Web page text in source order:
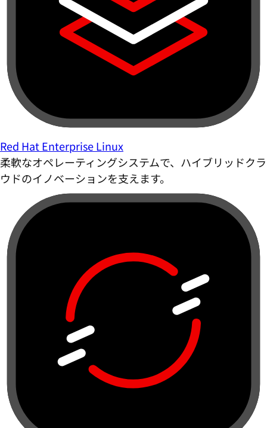
Red Hat Enterprise Linux
柔軟なオペレーティングシステムで、ハイブリッドクラ
ウドのイノベーションを支えます。